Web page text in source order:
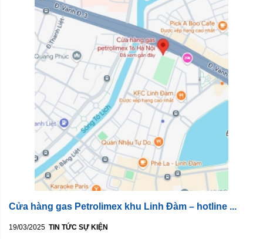
Cửa hàng gas Petrolimex khu Linh Đàm – hotline ...
19/03/2025 TIN TỨC SỰ KIỆN